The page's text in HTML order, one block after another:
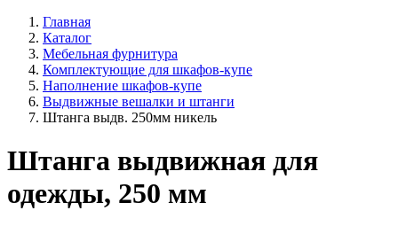
Главная
Каталог
Мебельная фурнитура
Комплектующие для шкафов-купе
Наполнение шкафов-купе
Выдвижные вешалки и штанги
Штанга выдв. 250мм никель
Штанга выдвижная для
одежды, 250 мм